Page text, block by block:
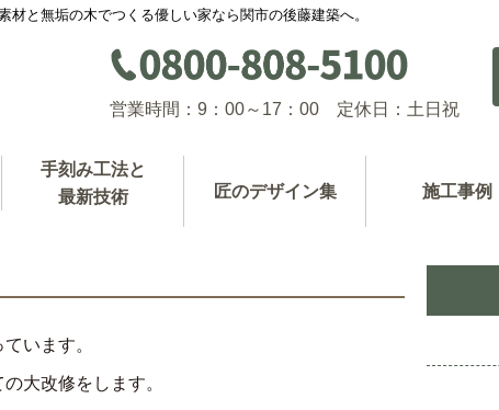
材と無垢の木でつくる優しい家なら関市の後藤建築へ。
営業時間：9：00～17：00 定休日：土日祝
手刻み工法と
最新技術
匠のデザイン集 施工事例
います。
大改修をします。